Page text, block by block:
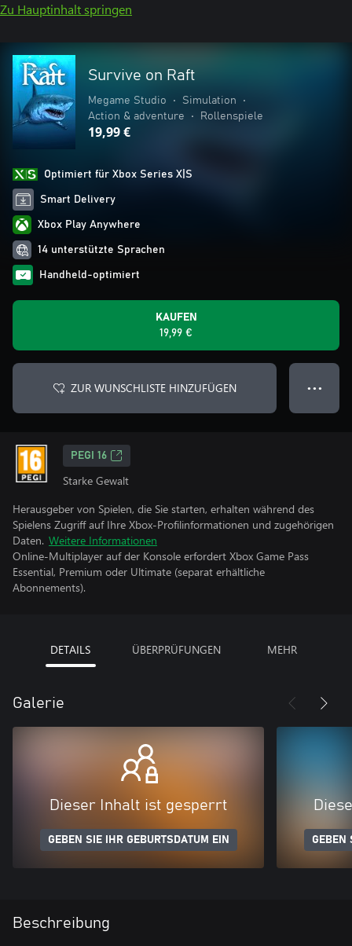
Zu Hauptinhalt springen
Survive on Raft
Megame Studio • Simulation
•
Action & adventure
• Rollenspiele
19,99 €
Optimiert für Xbox Series X|S
Smart Delivery
Xbox Play Anywhere
14 unterstützte Sprachen
Handheld-optimiert
KAUFEN
19,99 €
ZUR WUNSCHLISTE HINZUFÜGEN ● ● ●
PEGI 16
Starke Gewalt
Herausgeber von Spielen, die Sie starten, erhalten während des
Spielens Zugriff auf Ihre Xbox-Profilinformationen und zugehörigen
Daten. Weitere Informationen
Online-Multiplayer auf der Konsole erfordert Xbox Game Pass
Essential, Premium oder Ultimate (separat erhältliche
Abonnements).
DETAILS ÜBERPRÜFUNGEN MEHR
Galerie
Dieser Inhalt ist gesperrt
GEBEN SIE IHR GEBURTSDATUM EIN GEBEN
Beschreibung